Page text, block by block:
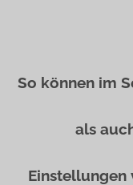
So können im
als
Einstellungen